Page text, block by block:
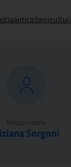
Responsabile:
Sorgoni